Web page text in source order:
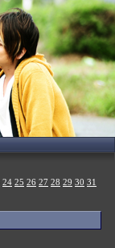
24 25 26 27 28 29 30 31